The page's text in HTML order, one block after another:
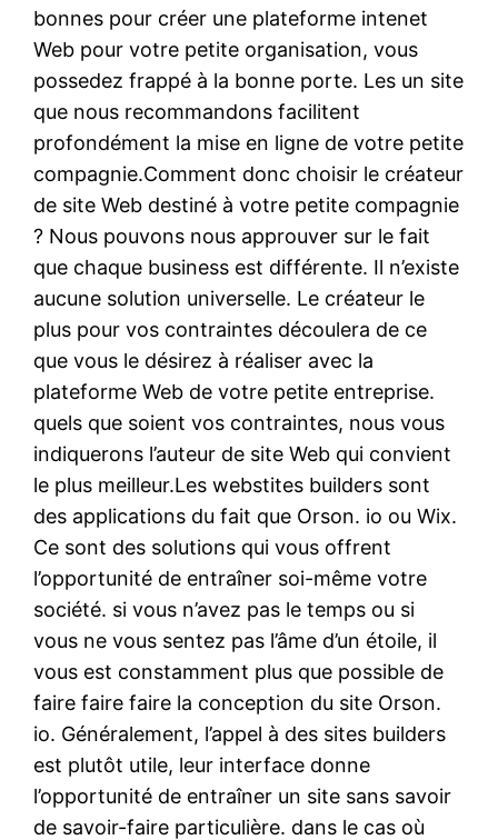
bonnes pour créer une plateforme intenet
Web pour votre petite organisation, vous
possedez frappé à la bonne porte. Les un site
que nous recommandons facilitent
profondément la mise en ligne de votre petite
compagnie.Comment donc choisir le créateur
de site Web destiné à votre petite compagnie
? Nous pouvons nous approuver sur le fait
que chaque business est différente. Il n’existe
aucune solution universelle. Le créateur le
plus pour vos contraintes découlera de ce
que vous le désirez à réaliser avec la
plateforme Web de votre petite entreprise.
quels que soient vos contraintes, nous vous
indiquerons l’auteur de site Web qui convient
le plus meilleur.Les webstites builders sont
des applications du fait que Orson. io ou Wix.
Ce sont des solutions qui vous offrent
l’opportunité de entraîner soi-même votre
société. si vous n’avez pas le temps ou si
vous ne vous sentez pas l’âme d’un étoile, il
vous est constamment plus que possible de
faire faire faire la conception du site Orson.
io. Généralement, l’appel à des sites builders
est plutôt utile, leur interface donne
l’opportunité de entraîner un site sans savoir
de savoir-faire particulière. dans le cas où